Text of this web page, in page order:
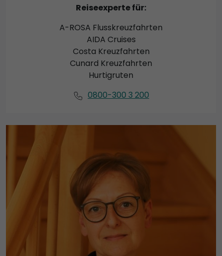
Reiseexperte für:
A-ROSA Flusskreuzfahrten
AIDA Cruises
Costa Kreuzfahrten
Cunard Kreuzfahrten
Hurtigruten
0800-300 3 200